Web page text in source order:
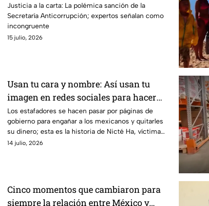
Anticorrupción tras multa a la
Femexfut
Justicia a la carta: La polémica sanción de la
Secretaría Anticorrupción; expertos señalan como
incongruente
15 julio, 2026
Usan tu cara y nombre: Así usan tu
imagen en redes sociales para hacer
fraudes en México
Los estafadores se hacen pasar por páginas de
gobierno para engañar a los mexicanos y quitarles
su dinero; esta es la historia de Nicté Ha, víctima
del robo de identidad.
14 julio, 2026
Cinco momentos que cambiaron para
siempre la relación entre México y